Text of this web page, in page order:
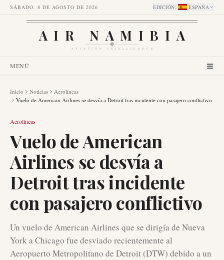
SÁBADO, 8 DE AGOSTO DE 2026 EDICIÓN: ESPAÑA
AIR NAMIBIA
AVIATION INTELLIGENCE
MENÚ
Inicio Noticias
Aerolíneas
Vuelo de American Airlines se desvía a Detroit tras incidente con pasajero conflictivo
Aerolíneas
Vuelo de American
Airlines se desvía a
Detroit tras incidente
con pasajero conflictivo
Un vuelo de American Airlines que se dirigía de Nueva
York a Chicago fue desviado recientemente al
Aeropuerto Metropolitano de Detroit (DTW) debido a un